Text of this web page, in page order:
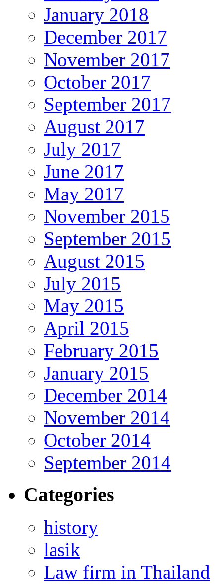
January 2018
December 2017
November 2017
October 2017
September 2017
August 2017
July 2017
June 2017
May 2017
November 2015
September 2015
August 2015
July 2015
May 2015
April 2015
February 2015
January 2015
December 2014
November 2014
October 2014
September 2014
Categories
history
lasik
Law firm in Thailand